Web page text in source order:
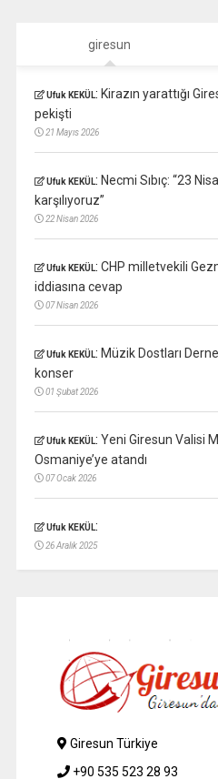
giresun
Ufuk KEKÜL: Kirazın yarattığı
pekişti
21 Mayıs 2026
Ufuk KEKÜL: Necmi Sıbıç: “23
karşılıyoruz”
22 Nisan 2026
Ufuk KEKÜL: CHP milletvekili
iddiasına cevap
07 Nisan 2026
Ufuk KEKÜL: Müzik Dostları
konser
01 Şubat 2026
Ufuk KEKÜL: Yeni Giresun Valisi
Osmaniye’ye atandı
07 Ocak 2026
Ufuk KEKÜL:
26 Aralık 2025
Giresun Türkiye
+90 535 523 28 93